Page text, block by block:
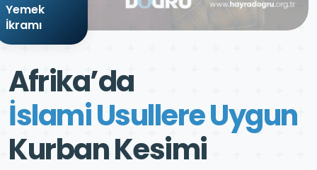
Afrika’da
İslami Usullere Uygun
Kurban Kesimi
Yemek
İkramı